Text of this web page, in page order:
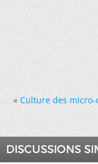
« Culture des micro-
DISCUSSIONS